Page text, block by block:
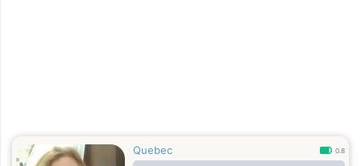
Quebec 0.8